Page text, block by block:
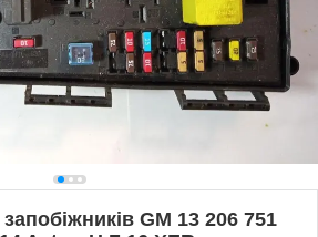
GM 13 206 751